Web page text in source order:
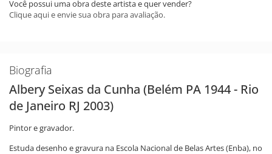
Você possui uma obra deste artista e quer vender?
Clique aqui e envie sua obra para avaliação.
Biografia
Albery Seixas da Cunha (Belém PA 1944 - Rio
de Janeiro RJ 2003)
Pintor e gravador.
Estuda desenho e gravura na Escola Nacional de Belas Artes (Enba), no